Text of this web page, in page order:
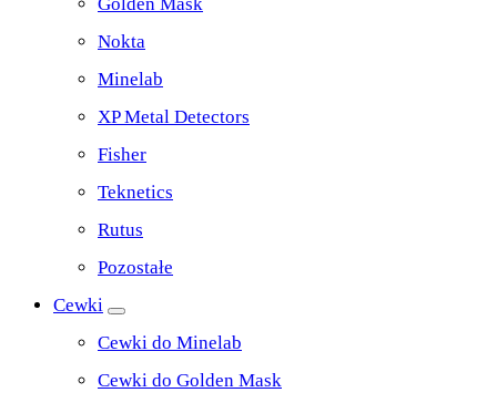
Nokta
Minelab
XP Metal Detectors
Fisher
Teknetics
Rutus
Pozostałe
Cewki
Cewki do Minelab
Cewki do Golden Mask